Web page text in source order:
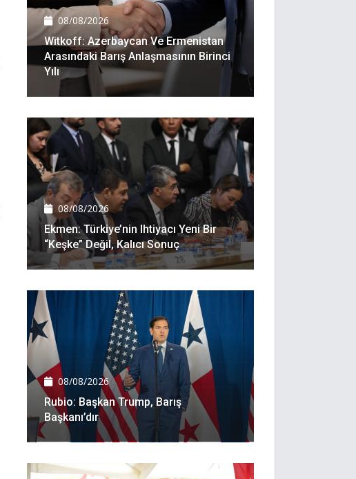
08/08/2026
Witkoff: Azerbaycan Ve Ermenistan
Arasındaki Barış Anlaşmasının Birinci
Yılı
08/08/2026
Ekmen: Türkiye’nin Ihtiyacı Yeni Bir
“keşke” Değil, Kalıcı Sonuç
08/08/2026
Rubio: Başkan Trump, Barış
Başkanı’dır